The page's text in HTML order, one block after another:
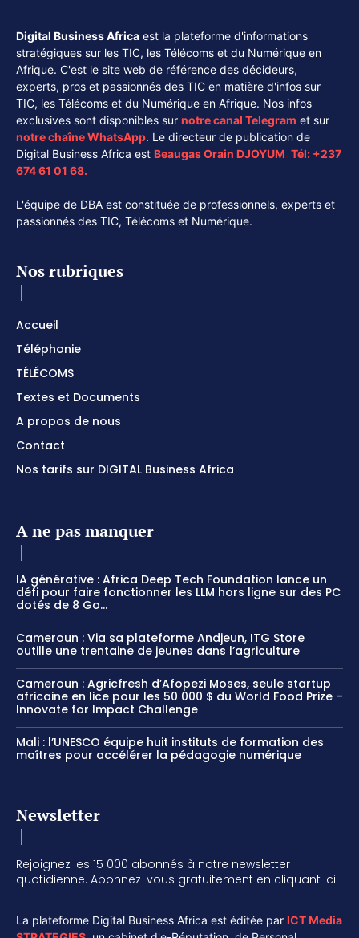
Digital Business Africa est la plateforme d'informations
stratégiques sur les TIC, les Télécoms et du Numérique en
Afrique. C'est le site web de référence des décideurs,
experts, pros et passionnés des TIC en matière d'infos sur
TIC, les Télécoms et du Numérique en Afrique. Nos infos
exclusives sont disponibles sur notre canal Telegram et sur
notre chaîneWhatsApp. Le directeur de publication de
Digital Business Africa est Beaugas Orain DJOYUM. Tél: +237
674 61 01 68.
L'équipe de DBA est constituée de professionnels, experts et
passionnés des TIC, Télécoms et Numérique.
Nos rubriques
Accueil
Téléphonie
TÉLÉCOMS
Textes et Documents
A propos de nous
Contact
Nos tarifs sur DIGITAL Business Africa
A ne pas manquer
IA générative : Africa Deep Tech Foundation lance un
défi pour faire fonctionner les LLM hors ligne sur des PC
dotés de 8 Go...
Cameroun : Via sa plateforme Andjeun, ITG Store
outille une trentaine de jeunes dans l’agriculture
Cameroun : Agricfresh d’Afopezi Moses, seule startup
africaine en lice pour les 50 000 $ du World Food Prize –
Innovate for Impact Challenge
Mali : l’UNESCO équipe huit instituts de formation des
maîtres pour accélérer la pédagogie numérique
Newsletter
Rejoignez les 15 000 abonnés à notre newsletter
quotidienne. Abonnez-vous gratuitement en cliquant ici.
La plateforme Digital Business Africa est éditée par ICT Media